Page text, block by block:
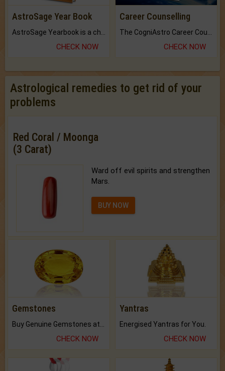
AstroSage Year Book
AstroSage Yearbook is a channel to fulfill your dreams and destiny.
CHECK NOW
Career Counselling
The CogniAstro Career Counselling Report is the most comprehensive report available on this topic.
CHECK NOW
Astrological remedies to get rid of your
problems
Red Coral / Moonga
(3 Carat)
Ward off evil spirits and strengthen
Mars.
BUY NOW
Gemstones
CHECK NOW
Yantras
Energised Yantras for You.
CHECK NOW